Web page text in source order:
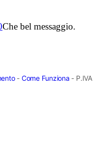
Che bel messaggio.
- Come Funziona - P.IVA